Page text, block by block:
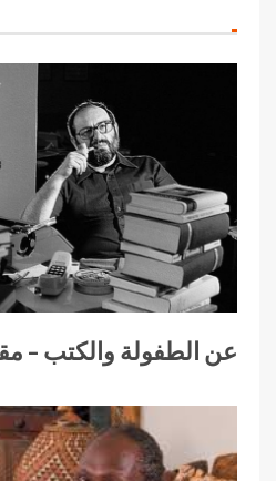
عن الطفولة والكتب –